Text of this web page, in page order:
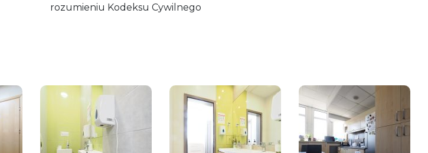
rozumieniu Kodeksu Cywilnego